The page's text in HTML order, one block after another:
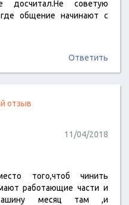
советую
общение начинают с
Ответить
отзыв
11/04/2018
того,чтоб чинить
работающие части и
месяц там ,и